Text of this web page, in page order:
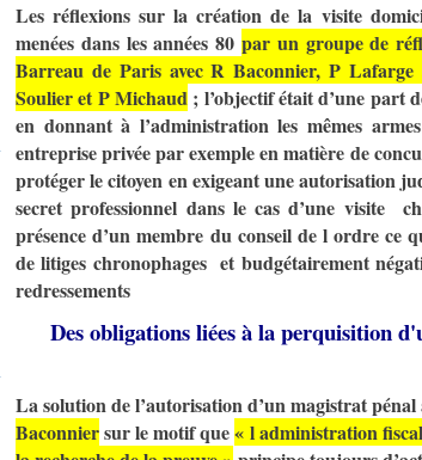
Les réflexions sur la création de la visite
menées dans les années 80 par un groupe de
Barreau de Paris avec R Baconnier, P
Soulier et P Michaud ; l’objectif était d’une part
en donnant à l’administration les mêmes
entreprise privée par exemple en matière de
protéger le citoyen en exigeant une autorisation
secret professionnel dans le cas d’une visite
présence d’un membre du conseil de l ordre ce
de litiges chronophages et budgétairement
redressements
Des obligations liées à la perquisition
La solution de l’autorisation d’un magistrat pénal
Baconniersur le motif que« l administration